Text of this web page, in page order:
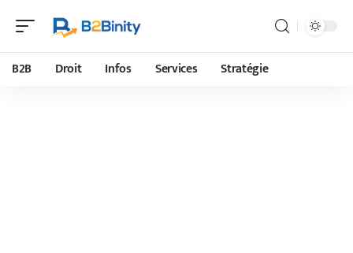
B2B Droit Infos Services Stratégie